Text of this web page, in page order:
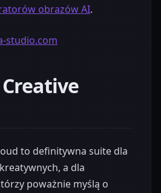
obrazów AI.
studio.com
to definitywna suite dla
a dla
poważnie myślą o